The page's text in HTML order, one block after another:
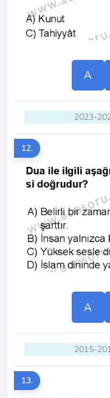
A
2023-
12.
A
2015-
13.